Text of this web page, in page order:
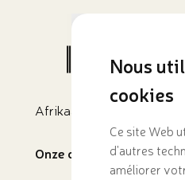
Nous
cookies
Ce site Web
d'autres
améliorer
Afrikaans restaurant in
Onze openingstijden